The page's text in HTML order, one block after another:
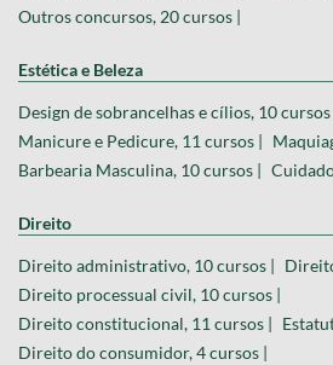
Outros concursos, 20 cursos |
Estética e Beleza
Design de sobrancelhas e cílios, 10 cursos
Manicure e Pedicure, 11 cursos |
Barbearia Masculina, 10 cursos |
Direito
Direito administrativo, 10 cursos |
Direito processual civil, 10 cursos |
Direito constitucional, 11 cursos |
Direito do consumidor, 4 cursos |